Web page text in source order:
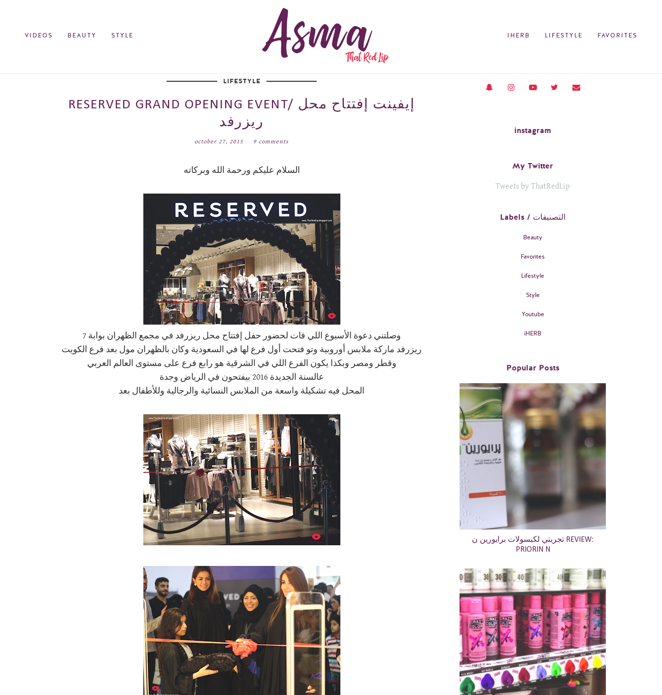
VIDEOS BEAUTY STYLE IHERB LIFESTYLE FAVORITES
LIFESTYLE
RESERVED GRAND OPENING EVENT/ إيفينت إفتتاح محل
ريزرفد
october 27, 2015 9 comments
السلام عليكم ورحمة الله وبركاته
وصلتني دعوة الأسبوع اللي فات لحضور حفل إفتتاح محل ريزرفد في مجمع الظهران بوابة 7
ريزرفد ماركة ملابس أوروبية وتو فتحت أول فرع لها في السعودية وكان بالظهران مول بعد فرع الكويت
وقطر ومصر وبكذا يكون الفرع اللي في الشرقية هو رابع فرع على مستوى العالم العربي
عالسنة الجديدة 2016 بيفتحون في الرياض وجدة
المحل فيه تشكيلة واسعة من الملابس النسائية والرجالية وللأطفال بعد
instagram
My Twitter
Tweets by ThatRedLip
Labels / التصنيفات
Beauty
Favorites
Lifestyle
Style
Youtube
iHERB
Popular Posts
تجربتي لكبسولات برايورين ن REVIEW:
PRIORIN N